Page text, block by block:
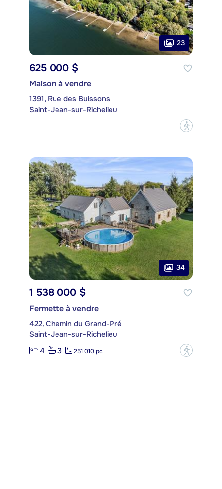
23
625 000 $
Maison à vendre
1391, Rue des Buissons
Saint-Jean-sur-Richelieu
?
34
1 538 000 $
Fermette à vendre
422, Chemin du Grand-Pré
Saint-Jean-sur-Richelieu
4
3 251 010 pc ?